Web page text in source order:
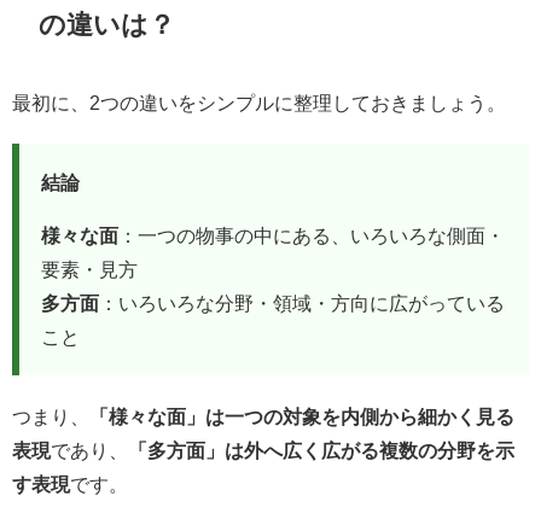
の違いは？
最初に、2つの違いをシンプルに整理しておきましょう。
結論
様々な面 ：一つの物事の中にある、いろいろな側面・
要素・見方
多方面 ：いろいろな分野・領域・方向に広がっている
こと
つまり、
「様々な面」は一つの対象を内側から細かく見る
表現であり、
「多方面」は外へ広く広がる複数の分野を示
す表現です。